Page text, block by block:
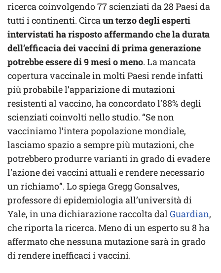
ricerca coinvolgendo 77 scienziati da 28 Paesi da
tutti i continenti. Circaun terzo degli esperti
intervistati ha risposto affermando che la durata
dell’efficacia dei vaccini di prima generazione
potrebbe essere di 9 mesi o meno. La mancata
copertura vaccinale in molti Paesi rende infatti
più probabile l’apparizione di mutazioni
resistenti al vaccino, ha concordato l’88% degli
scienziati coinvolti nello studio. “Se non
vacciniamo l’intera popolazione mondiale,
lasciamo spazio a sempre più mutazioni, che
potrebbero produrre varianti in grado di evadere
l’azione dei vaccini attuali e rendere necessario
un richiamo”. Lo spiega Gregg Gonsalves,
professore di epidemiologia all’università di
Yale, in una dichiarazione raccolta dalGuardian,
che riporta la ricerca. Meno di un esperto su 8 ha
affermato che nessuna mutazione sarà in grado
di rendere inefficaci i vaccini.